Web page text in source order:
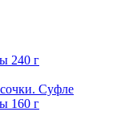
240 г
Суфле
160 г